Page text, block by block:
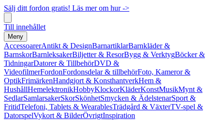
Sälj ditt fordon gratis! Läs mer om hur ->
Till innehållet
Meny
AccessoarerAntikt & DesignBarnartiklarBarnkläder &
BarnskorBarnleksakerBiljetter & ResorBygg & VerktygBöcker &
TidningarDatorer & TillbehörDVD &
VideofilmerFordonFordonsdelar & tillbehörFoto, Kameror &
OptikFrimärkenHandgjort & KonsthantverkHem &
HushållHemelektronikHobbyKlockorKläderKonstMusikMynt &
SedlarSamlarsakerSkorSkönhetSmycken & ÄdelstenarSport &
FritidTelefoni, Tablets & WearablesTrädgård & VäxterTV-spel &
DatorspelVykort & BilderÖvrigtInspiration